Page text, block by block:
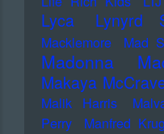
Lyca Lynyrd
Macklemore
Mad
Madonna
Makaya
Malik Harris
Perry
Manfred Krug